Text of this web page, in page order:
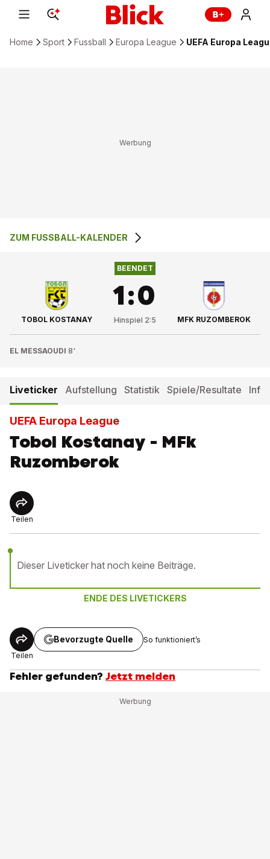
Home Sport Fussball Europa League UEFA Europa
1 :0
ZUM FUSSBALL-KALENDER
TOBOL KOSTANAY
BEENDET
1:0
Hinspiel 2:5 MFK RUZOMBEROK
EL MESSAOUDI 8'
Liveticker Aufstellung Statistik Spiele/Resultate
UEFA Europa League
Tobol Kostanay - MFk
Ruzomberok
Teilen
Dieser Liveticker hat noch keine Beiträge.
ENDE DES LIVETICKERS
Teilen
Bevorzugte Quelle So funktioniert’s
Fehler gefunden? Jetzt melden